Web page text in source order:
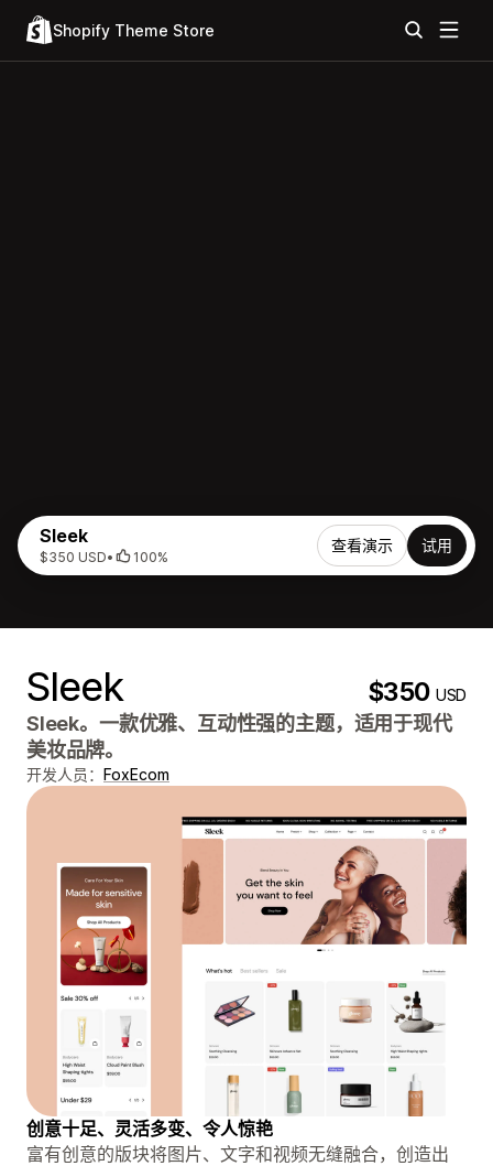
Shopify Theme Store
Sleek
$350 USD• 100%
查看演示 试用
Sleek $350USD
Sleek。一款优雅、互动性强的主题，适用于现代
美妆品牌。
开发人员： FoxEcom
创意十足、灵活多变、令人惊艳
富有创意的版块将图片、文字和视频无缝融合，创造出